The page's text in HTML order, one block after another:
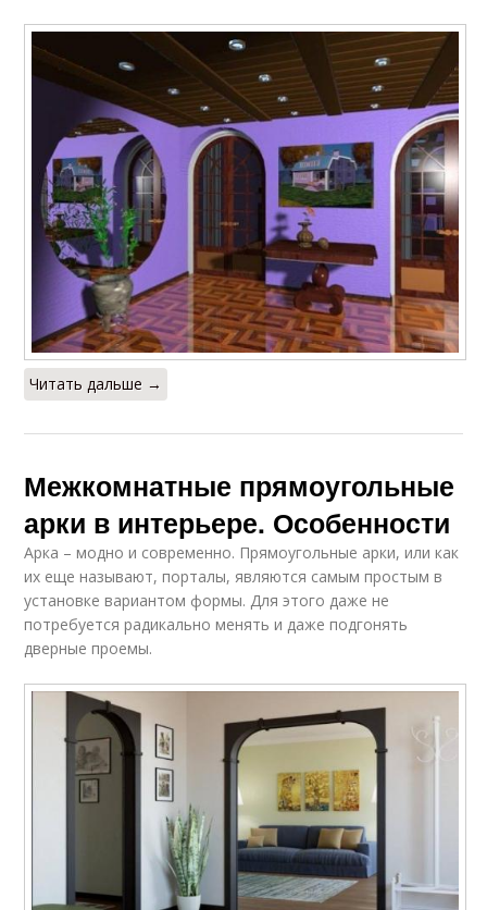
Читать дальше →
Межкомнатные прямоугольные
арки в интерьере. Особенности
Арка – модно и современно. Прямоугольные арки, или как
их еще называют, порталы, являются самым простым в
установке вариантом формы. Для этого даже не
потребуется радикально менять и даже подгонять
дверные проемы.